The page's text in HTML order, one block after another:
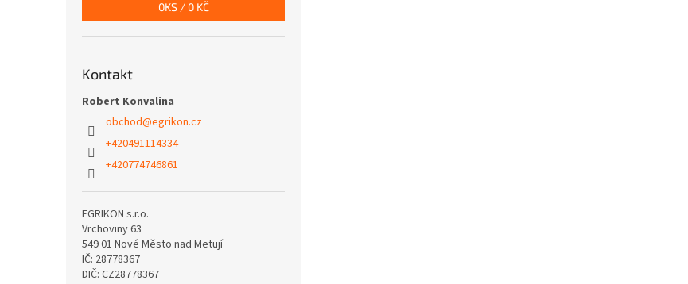
0KS / 0 KČ
Kontakt
Robert Konvalina
obchod@egrikon.cz
+420491114334
+420774746861
EGRIKON s.r.o.
Vrchoviny 63
549 01 Nové Město nad Metují
IČ: 28778367
DIČ: CZ28778367